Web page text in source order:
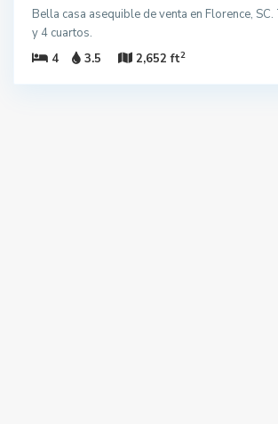
Bella casa asequible de venta en Florence,
y 4 cuartos.
4
3.5 2,652 ft2